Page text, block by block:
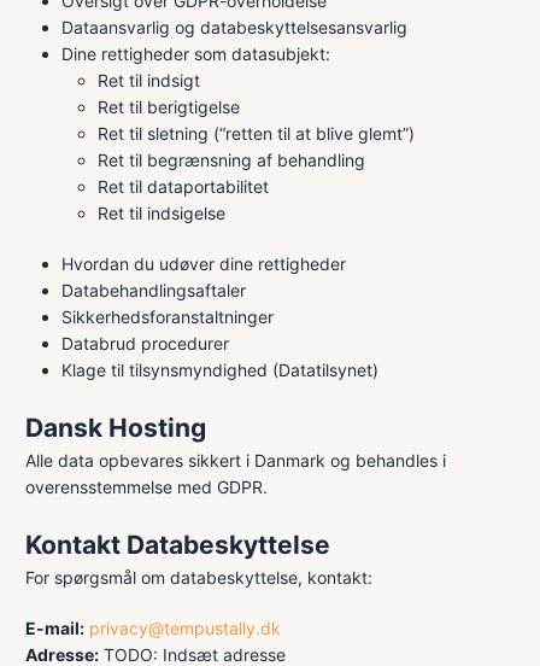
Dataansvarlig og databeskyttelsesansvarlig
Dine rettigheder som datasubjekt:
Ret til indsigt
Ret til berigtigelse
Ret til sletning (“retten til at blive glemt”)
Ret til begrænsning af behandling
Ret til dataportabilitet
Ret til indsigelse
Hvordan du udøver dine rettigheder
Databehandlingsaftaler
Sikkerhedsforanstaltninger
Databrud procedurer
Klage til tilsynsmyndighed (Datatilsynet)
Dansk Hosting
Alle data opbevares sikkert i Danmark og behandles i
overensstemmelse med GDPR.
Kontakt Databeskyttelse
For spørgsmål om databeskyttelse, kontakt:
E-mail: privacy@tempustally.dk
Adresse: TODO: Indsæt adresse